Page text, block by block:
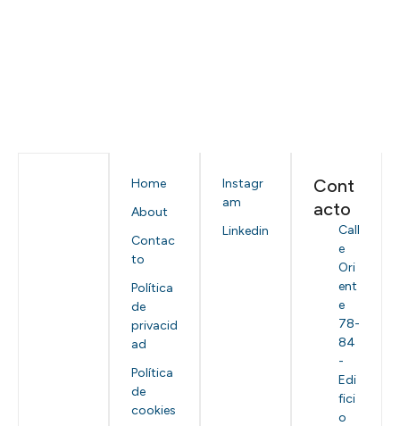
Home
About
Contac
to
Política
de
privacid
ad
Política
de
cookies
Instagr
am
Linkedin
Cont
acto
Call
e
Ori
ent
e
78-
84
-
Edi
fici
o